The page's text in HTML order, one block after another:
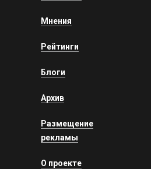
Мнения
Рейтинги
Блоги
Архив
Размещение
рекламы
О проекте